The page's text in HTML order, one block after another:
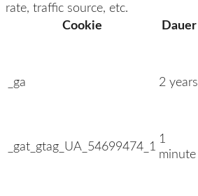
rate, traffic source, etc.
Cookie
Dauer
_ga 2 years
_gat_gtag_UA_54699474_1
1
minute